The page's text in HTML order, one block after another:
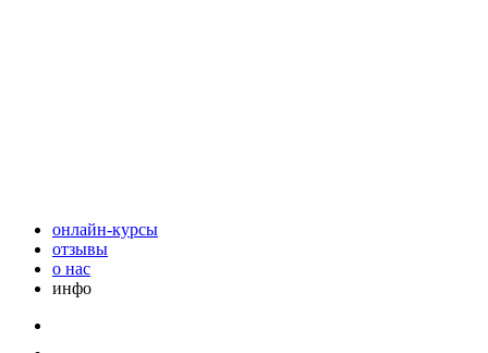
онлайн-курсы
отзывы
о нас
инфо